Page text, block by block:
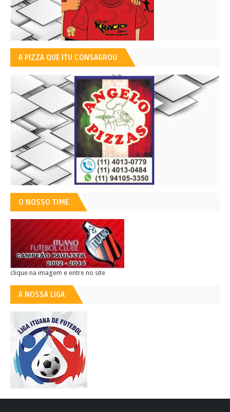
A PIZZA QUE ITU CONSAGROU
O NOSSO TIME
clique na imagem e entre no site
A NOSSA LIGA